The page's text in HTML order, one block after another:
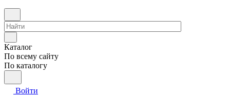
Каталог
По всему сайту
По каталогу
Войти